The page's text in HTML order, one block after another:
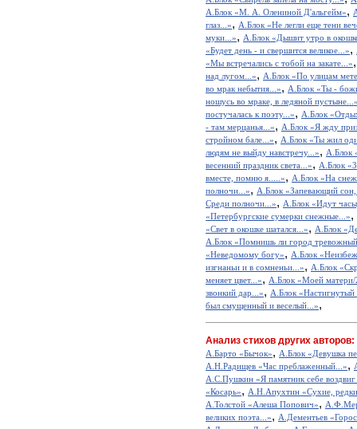
А.Блок «М. А. Олениной Д'альгейм»,
глаз...», А.Блок «Не легли еще тени
муки...», А.Блок «Дышит утро в
«Будет день - и свершится великое...»,
«Мы встречались с тобой на закате...»
над лугом...», А.Блок «По улицам
во мрак небытия...», А.Блок «Ты -
ношусь во мраке, в ледяной
постучалась к поэту...», А.Блок
- там мерцанья...», А.Блок «Я жду
стройном бале...», А.Блок «Ты жил
людям не выйду навстречу...», А.Блок
весенний праздник света...», А.Блок
вместе, помню я.....», А.Блок «На
полночи...», А.Блок «Запевающий сон,
Среди полночи...», А.Блок «Идут
«Петербургские сумерки снежные...»,
«Свет в окошке шатался...», А.Блок
А.Блок «Помнишь ли город
«Неведомому богу», А.Блок
изгнаньи и в сомненьи...», А.Блок
меняет цвет...», А.Блок «Моей матери/
звонкий дар...», А.Блок «Настигнутый
был смущенный и веселый...»,
Анализ стихов других авторов:
А.Барто «Бычок», А.Блок «Девушка
А.Н.Радищев «Час преблаженный...»,
А.С.Пушкин «Я памятник себе
«Косарь», А.Н.Апухтин «Сухие,
А.Толстой «Алеша Попович»,
великих поэта...», А.Дементьев